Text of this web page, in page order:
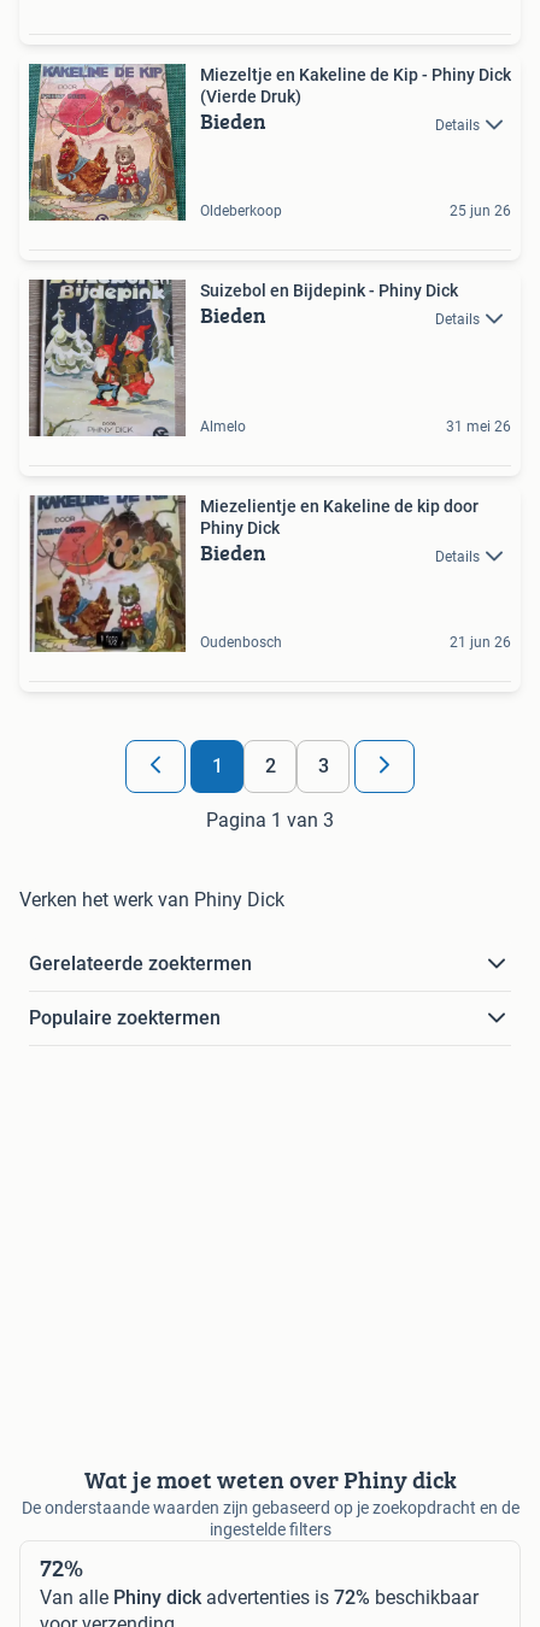
Miezeltje en Kakeline de Kip - Phiny Dick
(Vierde Druk)
Bieden Details
Oldeberkoop 25 jun 26
Suizebol en Bijdepink - Phiny Dick
Bieden Details
Almelo 31 mei 26
Miezelientje en Kakeline de kip door
Phiny Dick
Bieden Details
Oudenbosch 21 jun 26
1 2 3
Pagina 1 van 3
Verken het werk van Phiny Dick
Gerelateerde zoektermen
Populaire zoektermen
Wat je moet weten over Phiny dick
De onderstaande waarden zijn gebaseerd op je zoekopdracht en de
ingestelde filters
72%
Van alle Phiny dickadvertenties is 72% beschikbaar